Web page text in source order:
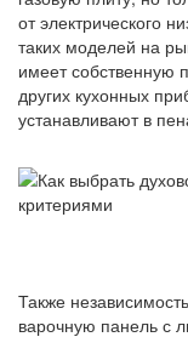
от электрического
таких моделей на
имеет собственную
других кухонных
устанавливают в
Также
варочную панель с